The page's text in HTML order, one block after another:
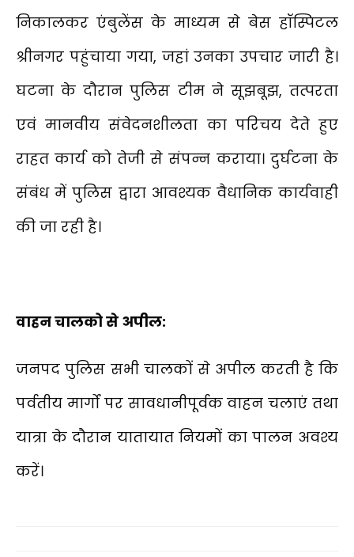
निकालकर एंबुलेंस के माध्यम से बेस हॉस्पिटल
श्रीनगर पहुंचाया गया, जहां उनका उपचार जारी है।
घटना के दौरान पुलिस टीम ने सूझबूझ, तत्परता
एवं मानवीय संवेदनशीलता का परिचय देते हुए
राहत कार्य को तेजी से संपन्न कराया। दुर्घटना के
संबंध में पुलिस द्वारा आवश्यक वैधानिक कार्यवाही
की जा रही है।
वाहन चालको से अपील:
जनपद पुलिस सभी चालकों से अपील करती है कि
पर्वतीय मार्गों पर सावधानीपूर्वक वाहन चलाएं तथा
यात्रा के दौरान यातायात नियमों का पालन अवश्य
करें।